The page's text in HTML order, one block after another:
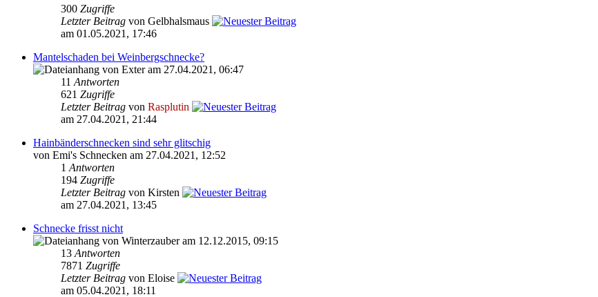
300 Zugriffe
Letzter Beitrag von Gelbhalsmaus
am 01.05.2021, 17:46
Mantelschaden bei Weinbergschnecke?
von Exter am 27.04.2021, 06:47
11 Antworten
621 Zugriffe
Letzter Beitrag von Rasplutin
am 27.04.2021, 21:44
Hainbänderschnecken sind sehr glitschig
von Emi's Schnecken am 27.04.2021, 12:52
1 Antworten
194 Zugriffe
Letzter Beitrag von Kirsten
am 27.04.2021, 13:45
Schnecke frisst nicht
von Winterzauber am 12.12.2015, 09:15
13 Antworten
7871 Zugriffe
Letzter Beitrag von Eloise
am 05.04.2021, 18:11